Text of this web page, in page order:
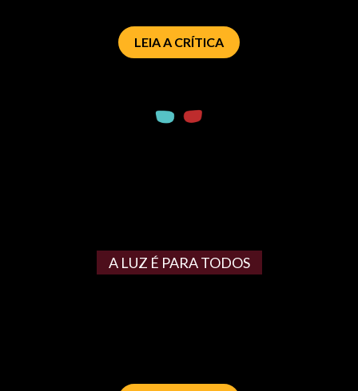
LEIA A CRÍTICA
A LUZ É PARA TODOS